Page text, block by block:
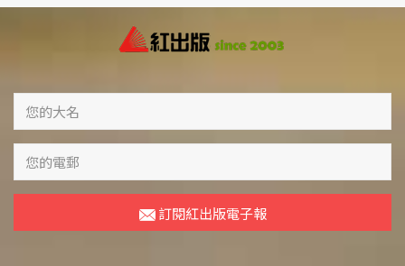
訂閱紅出版電子報